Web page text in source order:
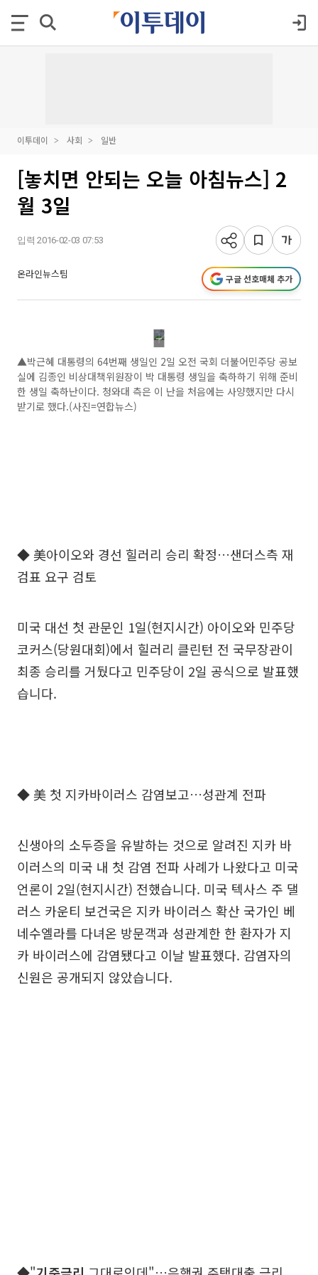
이투데이 사회 일반
[놓치면 안되는 오늘 아침뉴스] 2
월 3일
입력 2016-02-03 07:53
온라인뉴스팀 구글 선호매체 추가
▲박근혜 대통령의 64번째 생일인 2일 오전 국회 더불어민주당 공보
실에 김종인 비상대책위원장이 박 대통령 생일을 축하하기 위해 준비
한 생일 축하난이다. 청와대 측은 이 난을 처음에는 사양했지만 다시
받기로 했다.(사진=연합뉴스)
◆ 美아이오와 경선 힐러리 승리 확정…샌더스측 재
검표 요구 검토
미국 대선 첫 관문인 1일(현지시간) 아이오와 민주당
코커스(당원대회)에서 힐러리 클린턴 전 국무장관이
최종 승리를 거뒀다고 민주당이 2일 공식으로 발표했
습니다.
◆ 美 첫 지카바이러스 감염보고…성관계 전파
신생아의 소두증을 유발하는 것으로 알려진 지카 바
이러스의 미국 내 첫 감염 전파 사례가 나왔다고 미국
언론이 2일(현지시간) 전했습니다. 미국 텍사스 주 댈
러스 카운티 보건국은 지카 바이러스 확산 국가인 베
네수엘라를 다녀온 방문객과 성관계한 한 환자가 지
카 바이러스에 감염됐다고 이날 발표했다. 감염자의
신원은 공개되지 않았습니다.